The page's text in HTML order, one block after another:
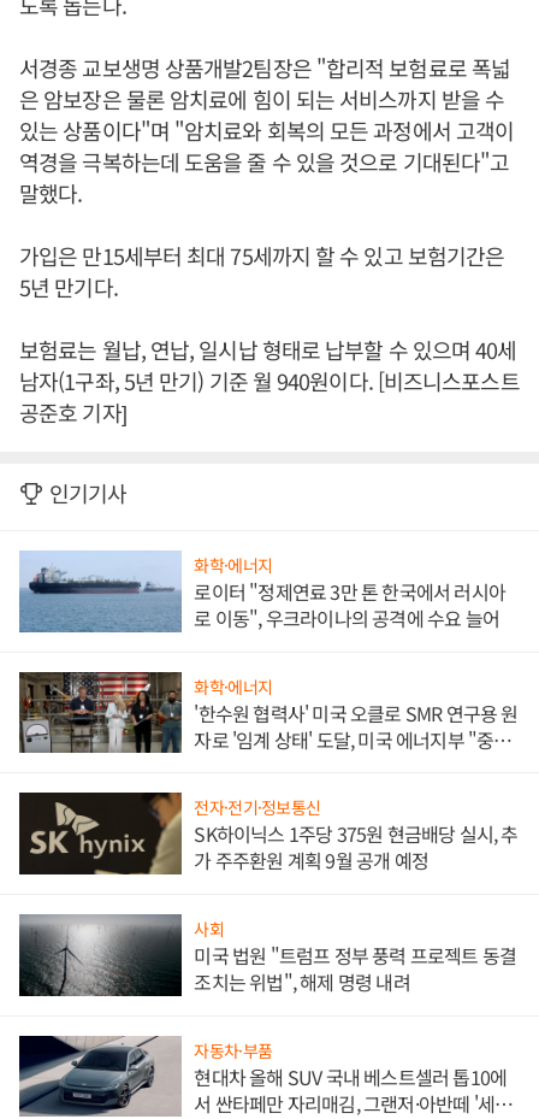
서경종 교보생명 상품개발2팀장은 "합리적 보험료로 폭넓
은 암보장은 물론 암치료에 힘이 되는 서비스까지 받을 수
있는 상품이다"며 "암치료와 회복의 모든 과정에서 고객이
역경을 극복하는데 도움을 줄 수 있을 것으로 기대된다"고
말했다.
가입은 만15세부터 최대 75세까지 할 수 있고 보험기간은
5년 만기다.
보험료는 월납, 연납, 일시납 형태로 납부할 수 있으며 40세
남자(1구좌, 5년 만기) 기준 월 940원이다. [비즈니스포스트
공준호 기자]
인기기사
화학·에너지
로이터 "정제연료 3만 톤 한국에서 러시아
로 이동", 우크라이나의 공격에 수요 늘어
화학·에너지
'한수원 협력사' 미국 오클로 SMR 연구용 원
자로 '임계 상태' 도달, 미국 에너지부 "중요
전자·전기·정보통신
SK하이닉스 1주당 375원 현금배당 실시, 추
가 주주환원 계획 9월 공개 예정
사회
미국 법원 "트럼프 정부 풍력 프로젝트 동결
조치는 위법", 해제 명령 내려
자동차·부품
현대차 올해 SUV 국내 베스트셀러 톱10에
서 싼타페만 자리매김, 그랜저·아반떼 '세단